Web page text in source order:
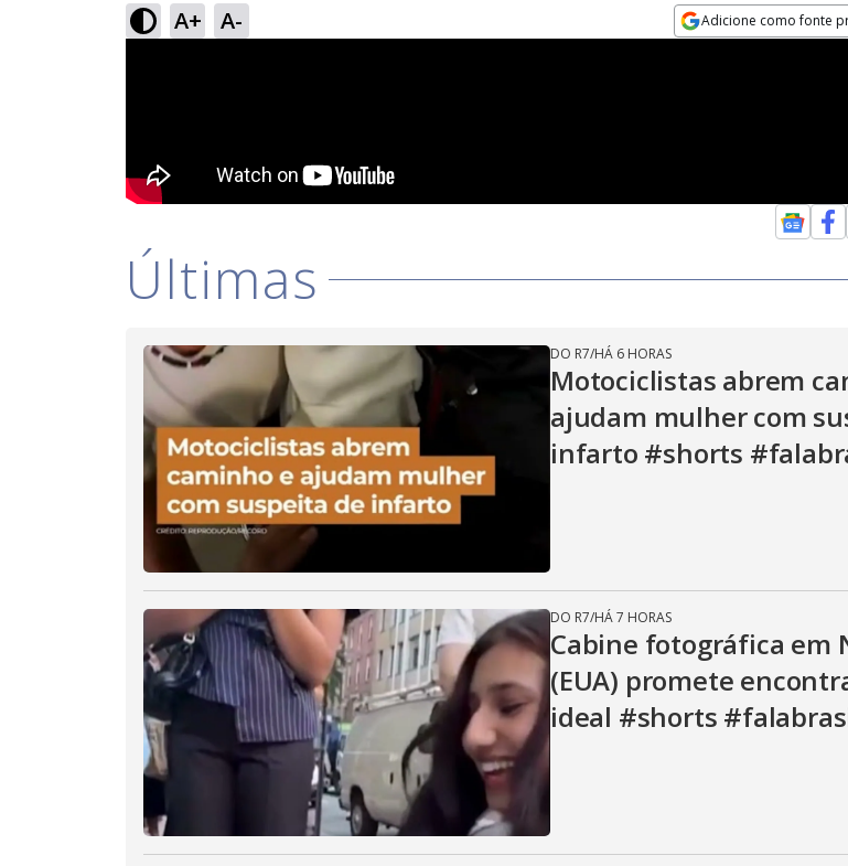
A+ A- Adicione como fonte
Últimas
DO R7/HÁ 6 HORAS
Motociclistas abrem
ajudam mulher com
infarto #shorts
DO R7/HÁ 7 HORAS
Cabine fotográfica em
(EUA) promete
ideal #shorts